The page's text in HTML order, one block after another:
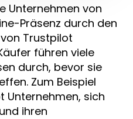
Unternehmen von
Präsenz durch den
Trustpilot
führen viele
durch, bevor sie
Zum Beispiel
Unternehmen, sich
ihren